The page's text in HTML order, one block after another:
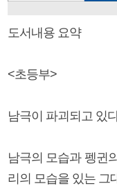
도서내용 요약
<초등부>
남극이 파괴되고 있
남극의 모습과 펭귄
리의 모습을 있는 그